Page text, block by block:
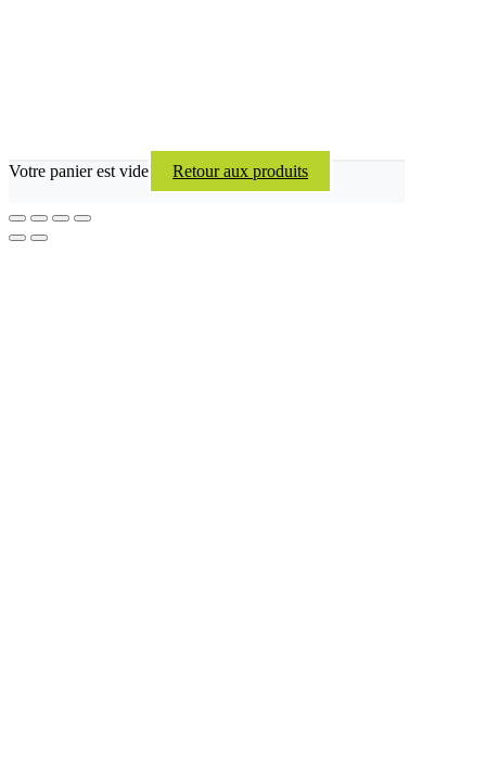
Votre panier est vide Retour aux produits